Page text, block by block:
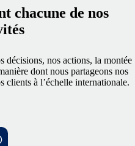
chacune de nos
décisions, nos actions, la montée
dont nous partageons nos
clients à l’échelle internationale.